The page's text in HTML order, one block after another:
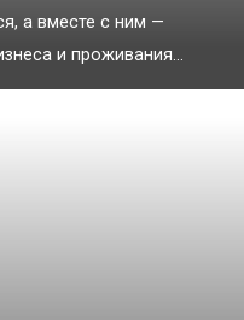
а вместе с ним —
и проживания...